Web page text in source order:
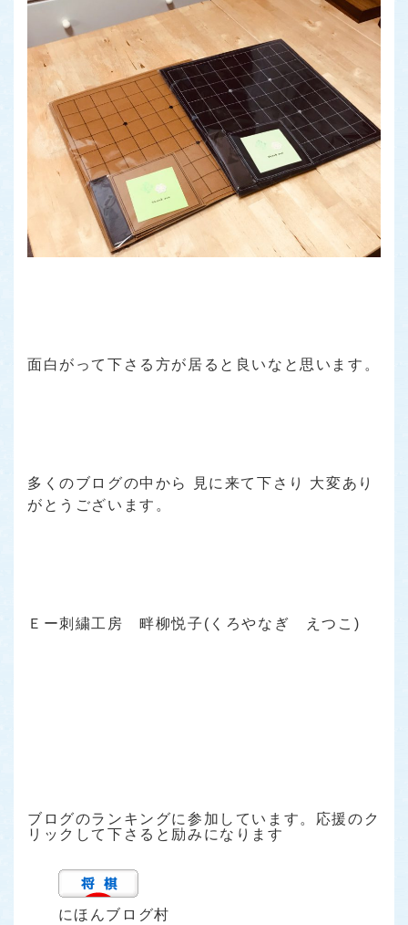
面白がって下さる方が居ると良いなと思います。
多くのブログの中から 見に来て下さり 大変あり
がとうございます。
Ｅー刺繍工房 畔柳悦子(くろやなぎ えつこ)
ブログのランキングに参加しています。応援のク
リックして下さると励みになります
にほんブログ村